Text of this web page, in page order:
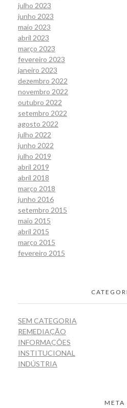
julho 2023
junho 2023
maio 2023
abril 2023
março 2023
fevereiro 2023
janeiro 2023
dezembro 2022
novembro 2022
outubro 2022
setembro 2022
agosto 2022
julho 2022
junho 2022
julho 2019
abril 2019
abril 2018
março 2018
junho 2016
setembro 2015
maio 2015
abril 2015
março 2015
fevereiro 2015
SEM CATEGORIA
REMEDIAÇÃO
INFORMAÇÕES
INSTITUCIONAL
INDÚSTRIA
META